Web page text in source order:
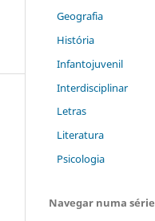
Geografia
História
Infantojuvenil
Interdisciplinar
Letras
Literatura
Psicologia
Navegar numa série